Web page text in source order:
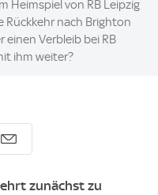
Heimspiel von RB Leipzig
nach Brighton
einen Verbleib bei RB
ihm weiter?
zunächst zu